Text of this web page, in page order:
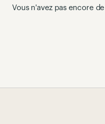
Vous n'avez pas encore